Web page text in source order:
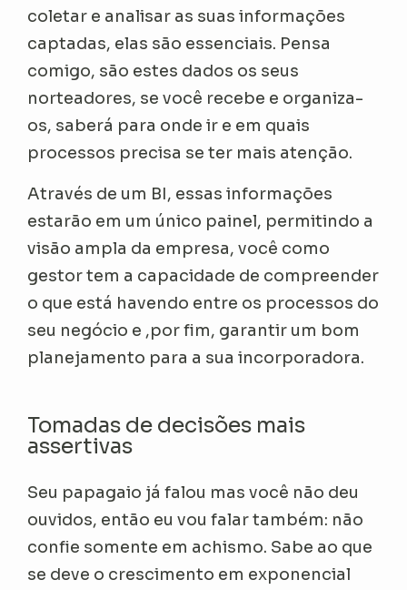
coletar e analisar as suas informações
captadas, elas são essenciais. Pensa
comigo, são estes dados os seus
norteadores, se você recebe e organiza-
os, saberá para onde ir e em quais
processos precisa se ter mais atenção.
Através de um BI, essas informações
estarão em um único painel, permitindo a
visão ampla da empresa, você como
gestor tem a capacidade de compreender
o que está havendo entre os processos do
seu negócio e ,por fim, garantir um bom
planejamento para a sua incorporadora.
Tomadas de decisões mais
assertivas
Seu papagaio já falou mas você não deu
ouvidos, então eu vou falar também: não
confie somente em achismo. Sabe ao que
se deve o crescimento em exponencial